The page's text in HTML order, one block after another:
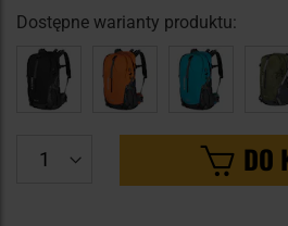
Dostępne warianty produktu:
DO